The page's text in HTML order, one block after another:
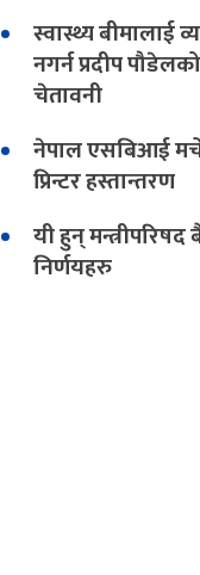
स्वास्थ्य बीमालाई
नगर्न प्रदीप
चेतावनी
नेपाल एसबिआई
प्रिन्टर हस्तान्तरण
यी हुन्
निर्णयहरु